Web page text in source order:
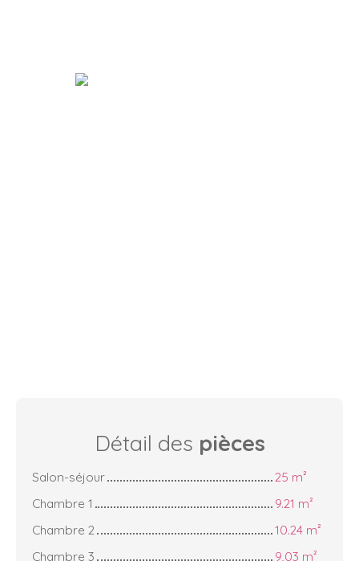
Détail des pièces
Salon-séjour
25 m²
Chambre 1
9.21 m²
Chambre 2
10.24 m²
Chambre 3
9,03 m²